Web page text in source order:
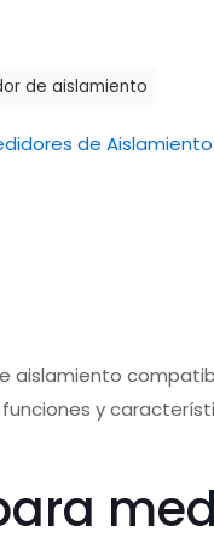
de aislamiento
de
aislamiento
y